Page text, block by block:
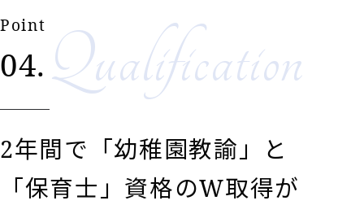
Point
04. Qualification
2年間で「幼稚園教諭」と
「保育士」資格のW取得が